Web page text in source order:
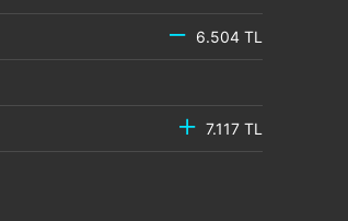
6.504 TL
7.117 TL